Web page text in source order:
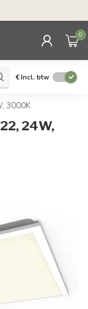
0
€Incl. btw
3000K
24W,